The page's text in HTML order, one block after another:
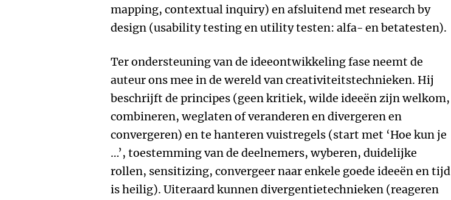
mapping, contextual inquiry) en afsluitend met research by
design (usability testing en utility testen: alfa- en betatesten).
Ter ondersteuning van de ideeontwikkeling fase neemt de
auteur ons mee in de wereld van creativiteitstechnieken. Hij
beschrijft de principes (geen kritiek, wilde ideeën zijn welkom,
combineren, weglaten of veranderen en divergeren en
convergeren) en te hanteren vuistregels (start met ‘Hoe kun je
…’, toestemming van de deelnemers, wyberen, duidelijke
rollen, sensitizing, convergeer naar enkele goede ideeën en tijd
is heilig). Uiteraard kunnen divergentietechnieken (reageren